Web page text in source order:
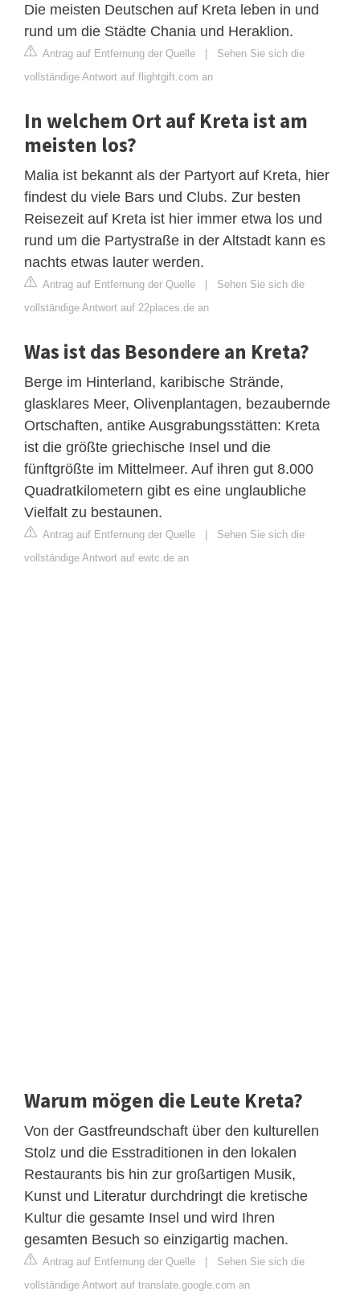
Die meisten Deutschen auf Kreta leben in und
rund um die Städte Chania und Heraklion.
Antrag auf Entfernung der Quelle | Sehen Sie sich die
vollständige Antwort auf flightgift.com an
In welchem Ort auf Kreta ist am
meisten los?
Malia ist bekannt als der Partyort auf Kreta, hier
findest du viele Bars und Clubs. Zur besten
Reisezeit auf Kreta ist hier immer etwa los und
rund um die Partystraße in der Altstadt kann es
nachts etwas lauter werden.
Antrag auf Entfernung der Quelle | Sehen Sie sich die
vollständige Antwort auf 22places.de an
Was ist das Besondere an Kreta?
Berge im Hinterland, karibische Strände,
glasklares Meer, Olivenplantagen, bezaubernde
Ortschaften, antike Ausgrabungsstätten: Kreta
ist die größte griechische Insel und die
fünftgrößte im Mittelmeer. Auf ihren gut 8.000
Quadratkilometern gibt es eine unglaubliche
Vielfalt zu bestaunen.
Antrag auf Entfernung der Quelle | Sehen Sie sich die
vollständige Antwort auf ewtc.de an
Warum mögen die Leute Kreta?
Von der Gastfreundschaft über den kulturellen
Stolz und die Esstraditionen in den lokalen
Restaurants bis hin zur großartigen Musik,
Kunst und Literatur durchdringt die kretische
Kultur die gesamte Insel und wird Ihren
gesamten Besuch so einzigartig machen.
Antrag auf Entfernung der Quelle | Sehen Sie sich die
vollständige Antwort auf translate.google.com an